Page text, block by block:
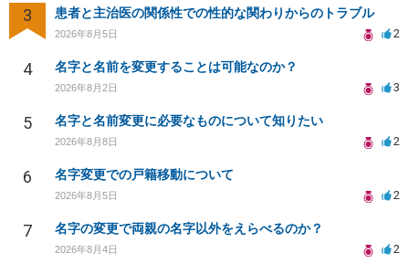
3 患者と主治医の関係性での性的な関わりからのトラブル
2026年8月5日 2
4 名字と名前を変更することは可能なのか？
2026年8月2日 3
5 名字と名前変更に必要なものについて知りたい
2026年8月8日 2
6 名字変更での戸籍移動について
2026年8月5日 2
7 名字の変更で両親の名字以外をえらべるのか？
2026年8月4日 2